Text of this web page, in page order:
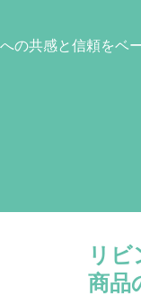
の共感と信頼をベ
リ
商品